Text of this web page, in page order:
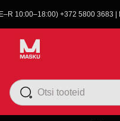
10:00–18:00) +372 5800 3683